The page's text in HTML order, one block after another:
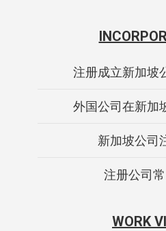
注册成立新加坡
外国公司在新加
新加坡公司
注册公司
WORK